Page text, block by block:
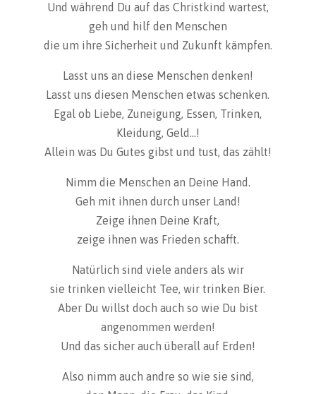
Und während Du auf das Christkind wartest,
geh und hilf den Menschen
die um ihre Sicherheit und Zukunft kämpfen.
Lasst uns an diese Menschen denken!
Lasst uns diesen Menschen etwas schenken.
Egal ob Liebe, Zuneigung, Essen, Trinken,
Kleidung, Geld…!
Allein was Du Gutes gibst und tust, das zählt!
Nimm die Menschen an Deine Hand.
Geh mit ihnen durch unser Land!
Zeige ihnen Deine Kraft,
zeige ihnen was Frieden schafft.
Natürlich sind viele anders als wir
sie trinken vielleicht Tee, wir trinken Bier.
Aber Du willst doch auch so wie Du bist
angenommen werden!
Und das sicher auch überall auf Erden!
Also nimm auch andre so wie sie sind,